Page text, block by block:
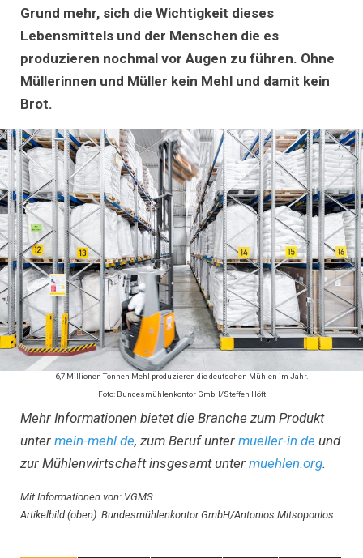
Grund mehr, sich die Wichtigkeit dieses
Lebensmittels und der Menschen die es
produzieren nochmal vor Augen zu führen. Ohne
Müllerinnen und Müller kein Mehl und damit kein
Brot.
6,7 Millionen Tonnen Mehl produzieren die deutschen Mühlen im Jahr.
Foto: Bundesmühlenkontor GmbH/Steffen Höft
Mehr Informationen bietet die Branche zum Produkt
unter mein-mehl.de, zum Beruf unter mueller-in.de und
zur Mühlenwirtschaft insgesamt unter muehlen.org.
Mit Informationen von: VGMS
Artikelbild (oben): Bundesmühlenkontor GmbH/Antonios Mitsopoulos